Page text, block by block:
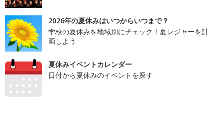
2026年の夏休みはいつからいつまで？
学校の夏休みを地域別にチェック！夏レジャーを計
画しよう
夏休みイベントカレンダー
日付から夏休みのイベントを探す